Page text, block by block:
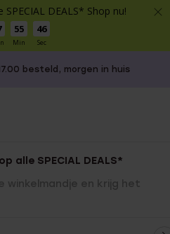
DEALS* Shop nu!
55
Min
46
Sec
besteld, morgen in huis
alle SPECIAL DEALS*
winkelmandje en krijg het